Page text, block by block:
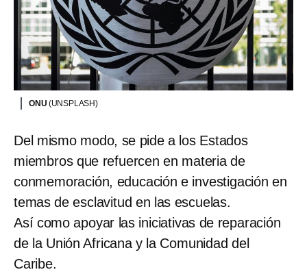
ONU (UNSPLASH)
Del mismo modo, se pide a los Estados
miembros que refuercen en materia de
conmemoración, educación e investigación en
temas de esclavitud en las escuelas.
Así como apoyar las iniciativas de reparación
de la Unión Africana y la Comunidad del
Caribe.